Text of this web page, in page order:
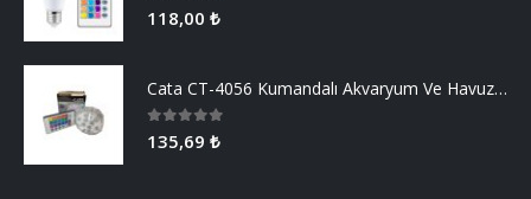
0 5 üzerinden
118,00 ₺
Cata CT-4056 Kumandalı Akvaryum Ve Havuz Aydınlatma
0 5 üzerinden
135,69 ₺